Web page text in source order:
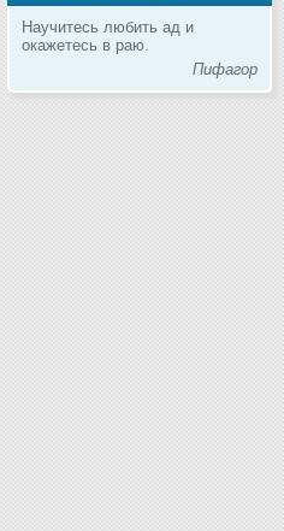
Научитесь любить ад и
окажетесь в раю.
Пифагор